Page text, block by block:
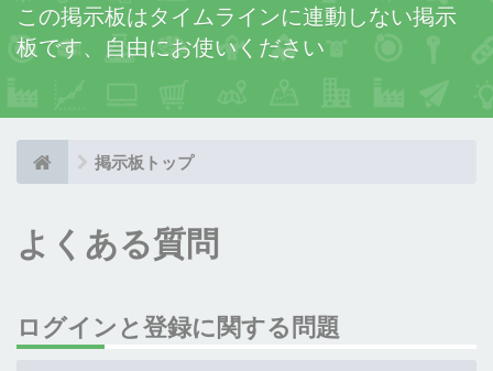
この掲示板はタイムラインに連動しない掲示
板です、自由にお使いください
掲示板トップ
よくある質問
ログインと登録に関する問題